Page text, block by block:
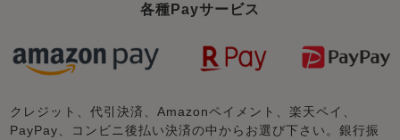
各種Payサービス
クレジット、代引決済、Amazonペイメント、楽天ペイ、
PayPay、コンビニ後払い決済の中からお選び下さい。銀行振